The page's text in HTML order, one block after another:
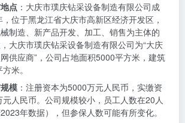
点 ：大庆市璞庆钻采设备制造有限公司成
位于黑龙江省大庆市高新区经济开发区，
制造、新产品开发、加工、销售为主体的
大庆市璞庆钻采设备制造有限公司为“大庆
供应商”，公司占地面积5000平方米，建筑
米。
模 ：注册资本为5000万元人民币，实缴资
人民币。公司规模较小，员工人数在20人
年数据），但参保人数可能有所变化。